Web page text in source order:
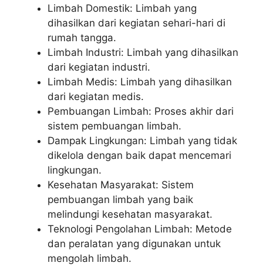
Limbah Domestik: Limbah yang
dihasilkan dari kegiatan sehari-hari di
rumah tangga.
Limbah Industri: Limbah yang dihasilkan
dari kegiatan industri.
Limbah Medis: Limbah yang dihasilkan
dari kegiatan medis.
Pembuangan Limbah: Proses akhir dari
sistem pembuangan limbah.
Dampak Lingkungan: Limbah yang tidak
dikelola dengan baik dapat mencemari
lingkungan.
Kesehatan Masyarakat: Sistem
pembuangan limbah yang baik
melindungi kesehatan masyarakat.
Teknologi Pengolahan Limbah: Metode
dan peralatan yang digunakan untuk
mengolah limbah.